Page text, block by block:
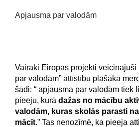
Apjausma par valodām
Vairāki Eiropas projekti veicinājuši
par valodām” attīstību plašākā
šādi: “ apjausma par valodām tiek
pieeju, kurā dažas no mācību
valodām, kuras skolās parasti
mācīt.” Tas nenozīmē, ka pieeja